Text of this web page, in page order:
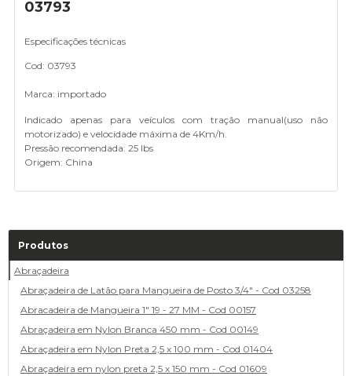
03793
Especificações técnicas
Cod: 03793
Marca: importado
Indicado apenas para veículos com tração manual(uso não
motorizado) e velocidade máxima de 4Km/h.
Pressão recomendada: 25 lbs
Origem: China
Produtos
Abraçadeira
Abraçadeira de Latão para Mangueira de Posto 3/4" - Cod 03258
Abracadeira de Mangueira 1" 19 - 27 MM - Cod 00157
Abraçadeira em Nylon Branca 450 mm - Cod 00149
Abraçadeira em Nylon Preta 2,5 x 100 mm - Cod 01404
Abraçadeira em nylon preta 2,5 x 150 mm - Cod 01609